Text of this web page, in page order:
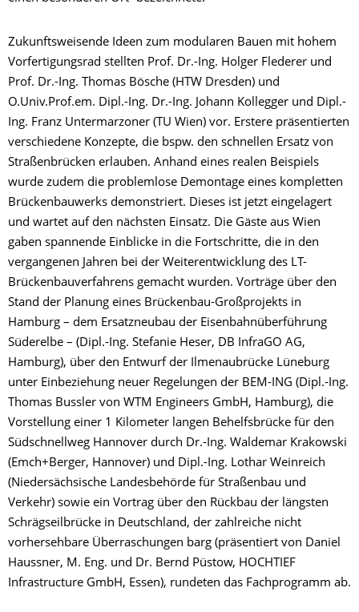
Zukunftsweisende Ideen zum modularen Bauen mit hohem
Vorfertigungsrad stellten Prof. Dr.-Ing. Holger Flederer und
Prof. Dr.-Ing. Thomas Bösche (HTW Dresden) und
O.Univ.Prof.em. Dipl.-Ing. Dr.-Ing. Johann Kollegger und Dipl.-
Ing. Franz Untermarzoner (TU Wien) vor. Erstere präsentierten
verschiedene Konzepte, die bspw. den schnellen Ersatz von
Straßenbrücken erlauben. Anhand eines realen Beispiels
wurde zudem die problemlose Demontage eines kompletten
Brückenbauwerks demonstriert. Dieses ist jetzt eingelagert
und wartet auf den nächsten Einsatz. Die Gäste aus Wien
gaben spannende Einblicke in die Fortschritte, die in den
vergangenen Jahren bei der Weiterentwicklung des LT-
Brückenbauverfahrens gemacht wurden. Vorträge über den
Stand der Planung eines Brückenbau-Großprojekts in
Hamburg – dem Ersatzneubau der Eisenbahnüberführung
Süderelbe – (Dipl.-Ing. Stefanie Heser, DB InfraGO AG,
Hamburg), über den Entwurf der Ilmenaubrücke Lüneburg
unter Einbeziehung neuer Regelungen der BEM-ING (Dipl.-Ing.
Thomas Bussler von WTM Engineers GmbH, Hamburg), die
Vorstellung einer 1 Kilometer langen Behelfsbrücke für den
Südschnellweg Hannover durch Dr.-Ing. Waldemar Krakowski
(Emch+Berger, Hannover) und Dipl.-Ing. Lothar Weinreich
(Niedersächsische Landesbehörde für Straßenbau und
Verkehr) sowie ein Vortrag über den Rückbau der längsten
Schrägseilbrücke in Deutschland, der zahlreiche nicht
vorhersehbare Überraschungen barg (präsentiert von Daniel
Haussner, M. Eng. und Dr. Bernd Püstow, HOCHTIEF
Infrastructure GmbH, Essen), rundeten das Fachprogramm ab.